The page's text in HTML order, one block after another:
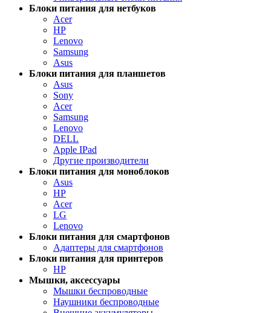
Блоки питания для нетбуков
Acer
HP
Lenovo
Samsung
Asus
Блоки питания для планшетов
Asus
Sony
Acer
Samsung
Lenovo
DELL
Apple IPad
Другие производители
Блоки питания для моноблоков
Asus
HP
Acer
LG
Lenovo
Блоки питания для смартфонов
Адаптеры для смартфонов
Блоки питания для принтеров
HP
Мышки, аксессуары
Мышки беспроводные
Наушники беспроводные